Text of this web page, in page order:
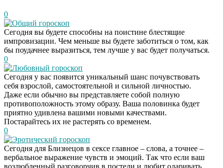
0
Общий гороскоп
Сегодня вы будете способны на поистине блестящие
импровизации. Чем меньше вы будете заботиться о том, как
бы поудачнее выразиться, тем лучше у вас будет получаться.
0
Любовный гороскоп
Сегодня у вас появится уникальный шанс почувствовать
себя взрослой, самостоятельной и сильной личностью.
Даже если обычно вы представляете собой полную
противоположность этому образу. Ваша половинка будет
приятно удивлена вашими новыми качествами.
Постарайтесь их не растерять со временем.
0
Эротический гороскоп
Сегодня для Близнецов в сексе главное – слова, а точнее –
вербальное выражение чувств и эмоций. Так что если ваш
возлюбленный разговорчив в постели и любит одаривать